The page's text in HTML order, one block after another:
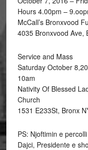
Hours 4.00pm –
McCall’s Bronxvood
4035 Bronxvood Ave,
Service and Mass
Saturday October
10am
Nativity Of Blessed
Church
1531 E233St, Bronx
PS: Njoftimin e
Dajci, Presidente e